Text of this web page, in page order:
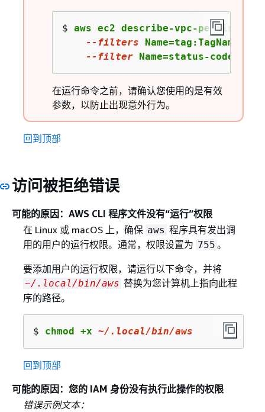
$ aws ec2 describe-vpc-peering-
--filters
--filter Name=status-
在运行命令之前，请确认您使用的是有效
参数，以防止出现意外行为。
回到顶部
访问被拒绝错误
可能的原因：AWS CLI 程序文件没有“运行”权限
在 Linux 或 macOS 上，确保 aws 程序具有发出调
用的用户的运行权限。通常，权限设置为 755 。
要添加用户的运行权限，请运行以下命令，并将
~/.local/bin/aws 替换为您计算机上指向此程
序的路径。
$ chmod +x ~/.local/bin/aws
回到顶部
可能的原因：您的 IAM 身份没有执行此操作的权限
错误示例文本：